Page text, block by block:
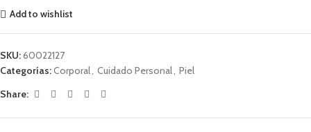
Add to wishlist
SKU:60022127
Categorías:Corporal Cuidado Personal Piel
Share: